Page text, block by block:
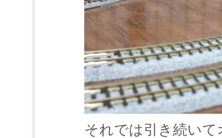
それでは引き続い